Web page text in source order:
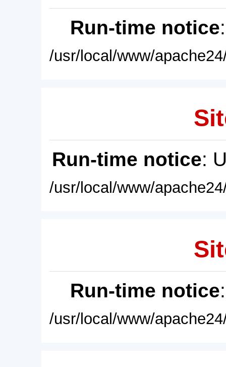
Run-time notice
/usr/local/www/
Run-time notice:
/usr/local/www/
Run-time notice
/usr/local/www/